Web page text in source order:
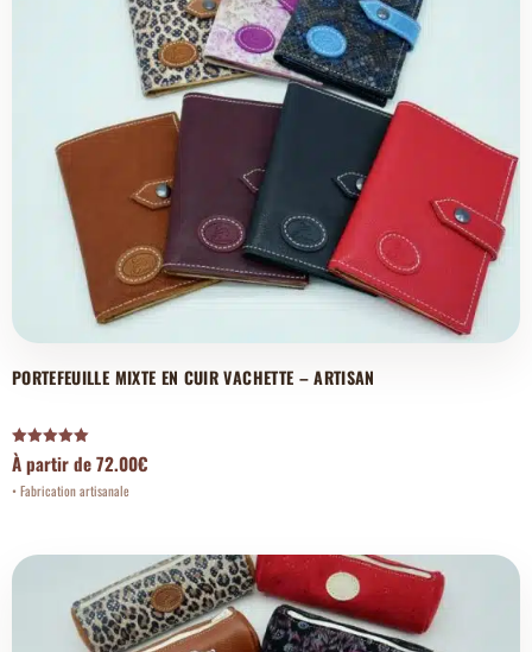
PORTEFEUILLE MIXTE EN CUIR VACHETTE – ARTISAN
Note
5.00
sur 5
À partir de72.00€